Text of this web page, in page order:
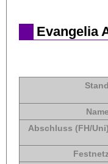
Evangelia
Abschluss (FH/